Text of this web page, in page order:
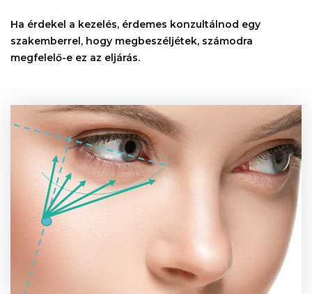
Ha érdekel a kezelés, érdemes konzultálnod egy
szakemberrel, hogy megbeszéljétek, számodra
megfelelő-e ez az eljárás.